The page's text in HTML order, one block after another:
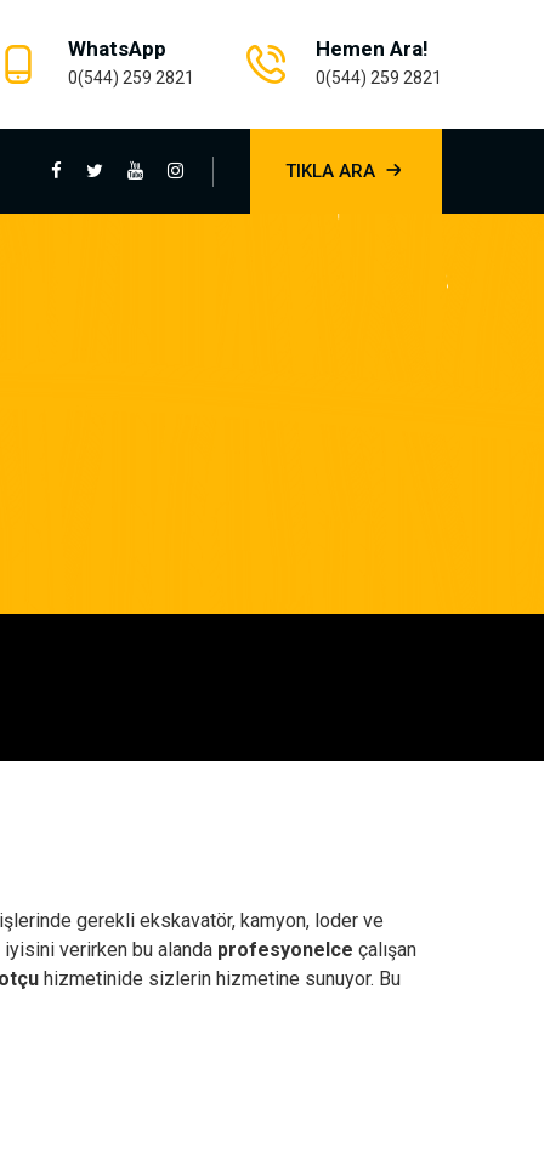
WhatsApp
0(544) 259 2821
Hemen Ara!
0(544) 259 2821
TIKLA ARA
işlerinde gerekli ekskavatör, kamyon, loder ve
verirken bu alanda profesyonelce çalışan
hizmetinide sizlerin hizmetine sunuyor. Bu